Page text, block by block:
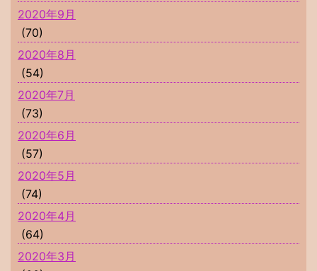
2020年9月
(70)
2020年8月
(54)
2020年7月
(73)
2020年6月
(57)
2020年5月
(74)
2020年4月
(64)
2020年3月